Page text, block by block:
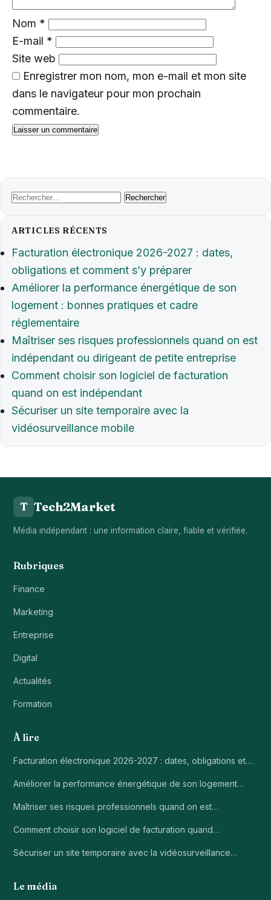
Nom *
E-mail *
Site web
Enregistrer mon nom, mon e-mail et mon site
dans le navigateur pour mon prochain
commentaire.
Rechercher :
ARTICLES RÉCENTS
Facturation électronique 2026-2027 : dates,
obligations et comment s’y préparer
Améliorer la performance énergétique de son
logement : bonnes pratiques et cadre
réglementaire
Maîtriser ses risques professionnels quand on est
indépendant ou dirigeant de petite entreprise
Comment choisir son logiciel de facturation
quand on est indépendant
Sécuriser un site temporaire avec la
vidéosurveillance mobile
T Tech2Market
Média indépendant : une information claire, fiable et vérifiée.
Rubriques
Finance
Marketing
Entreprise
Digital
Actualités
Formation
À lire
Facturation électronique 2026-2027 : dates, obligations et…
Améliorer la performance énergétique de son logement…
Maîtriser ses risques professionnels quand on est…
Comment choisir son logiciel de facturation quand…
Sécuriser un site temporaire avec la vidéosurveillance…
Le média